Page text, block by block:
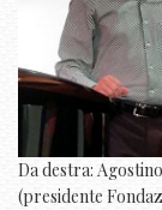
Da destra:
(presidente